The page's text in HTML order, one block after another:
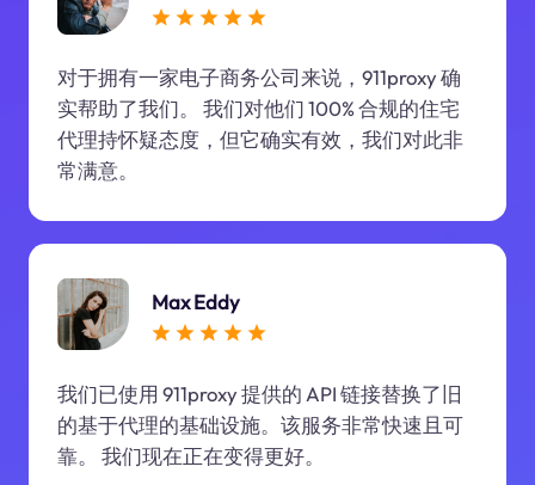
对于拥有一家电子商务公司来说，911proxy 确
实帮助了我们。 我们对他们 100% 合规的住宅
代理持怀疑态度，但它确实有效，我们对此非
常满意。
Max Eddy
我们已使用 911proxy 提供的 API 链接替换了旧
的基于代理的基础设施。该服务非常快速且可
靠。 我们现在正在变得更好。